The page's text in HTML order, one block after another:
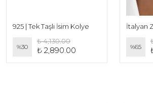
925 | Tek Taşlı İsim Kolye
%30
₺ 4,130.00
₺ 2,890.00
İtalyan
%65